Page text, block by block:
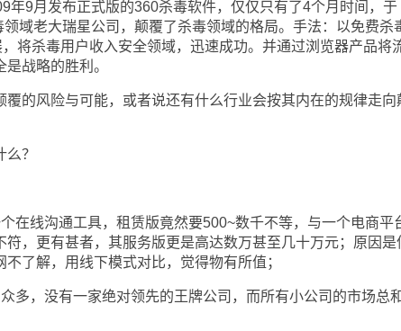
9月发布正式版的360杀毒软件，仅仅只有了4个月时间，于
域老大瑞星公司，颠覆了杀毒领域的格局。手法：以免费杀
将杀毒用户收入安全领域，迅速成功。并通过浏览器产品将
战略的胜利。
风险与可能，或者说还有什么行业会按其内在的规律走向
？
线沟通工具，租赁版竟然要500~数千不等，与一个电商平
，更有甚者，其服务版更是高达数万甚至几十万元；原因是
了解，用线下模式对比，觉得物有所值；
，没有一家绝对领先的王牌公司，而所有小公司的市场总